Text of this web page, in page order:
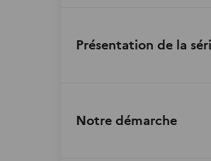
Présentation de la
Notre démarche